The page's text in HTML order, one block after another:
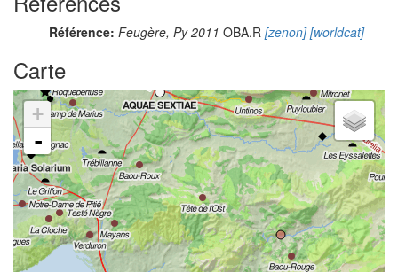
Référence: Feugère, Py 2011 OBA.R [zenon][worldcat]
Carte
+
-